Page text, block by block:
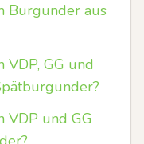
Burgunder aus
GG und
VDP und GG